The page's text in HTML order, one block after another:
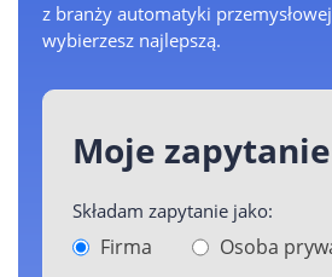
z branży automatyki
wybierzesz najlepszą.
Moje zapytanie
Składam zapytanie jako:
Firma Osoba